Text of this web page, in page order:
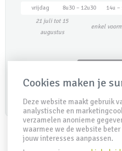
vrijdag
8u30 – 12u30
14u –
21 juli tot 15
augustus
enkel
Cookies maken je
Deze website maakt gebruik
analystische en
verzamelen anonieme
waarmee we de website
jouw interesses aanpassen.